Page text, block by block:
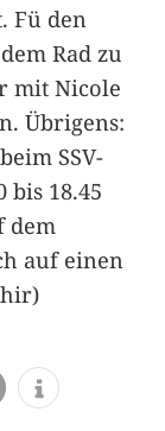
Fü den
Rad zu
mit Nicole
Übrigens:
SSV-
bis 18.45
dem
auf einen